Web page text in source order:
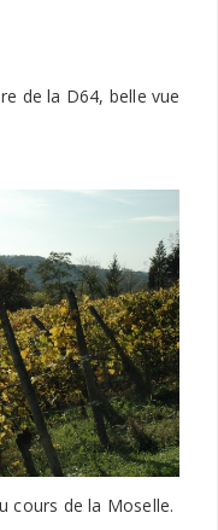
de la D64, belle vue
cours de la Moselle.